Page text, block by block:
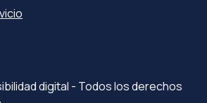
digital - Todos los derechos